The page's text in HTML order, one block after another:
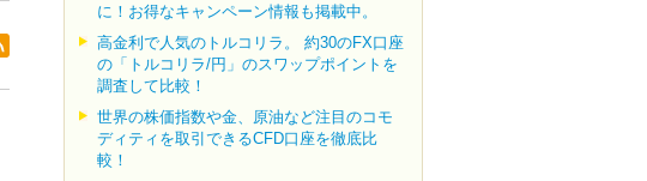
に！お得なキャンペーン情報も掲載中。
高金利で人気のトルコリラ。 約30のFX口座
の「トルコリラ/円」のスワップポイントを
調査して比較！
世界の株価指数や金、原油など注目のコモ
ディティを取引できるCFD口座を徹底比
較！